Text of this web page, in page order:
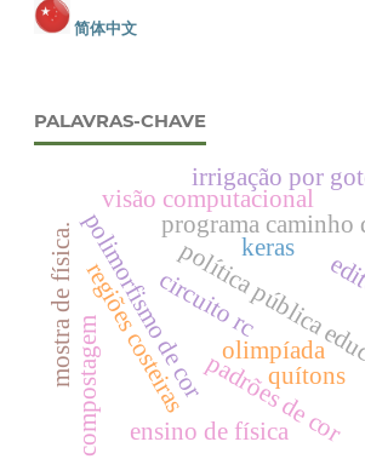
简体中文
PALAVRAS-CHAVE
olimpíada
política pública
programa caminho
padrões de cor
polimorfismo de cor quítons
regiões costeiras
visão computacional
keras
mostra de física.
irrigação por
compostagem ensino de física
circuito rc